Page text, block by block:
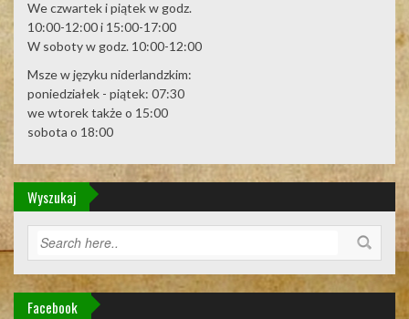
We czwartek i piątek w godz.
10:00-12:00 i 15:00-17:00
W soboty w godz. 10:00-12:00
Msze w języku niderlandzkim:
poniedziałek - piątek: 07:30
we wtorek także o 15:00
sobota o 18:00
Wyszukaj
Facebook